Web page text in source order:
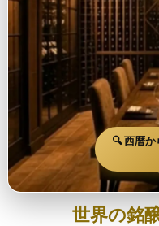
🔍 西暦
世界の銘